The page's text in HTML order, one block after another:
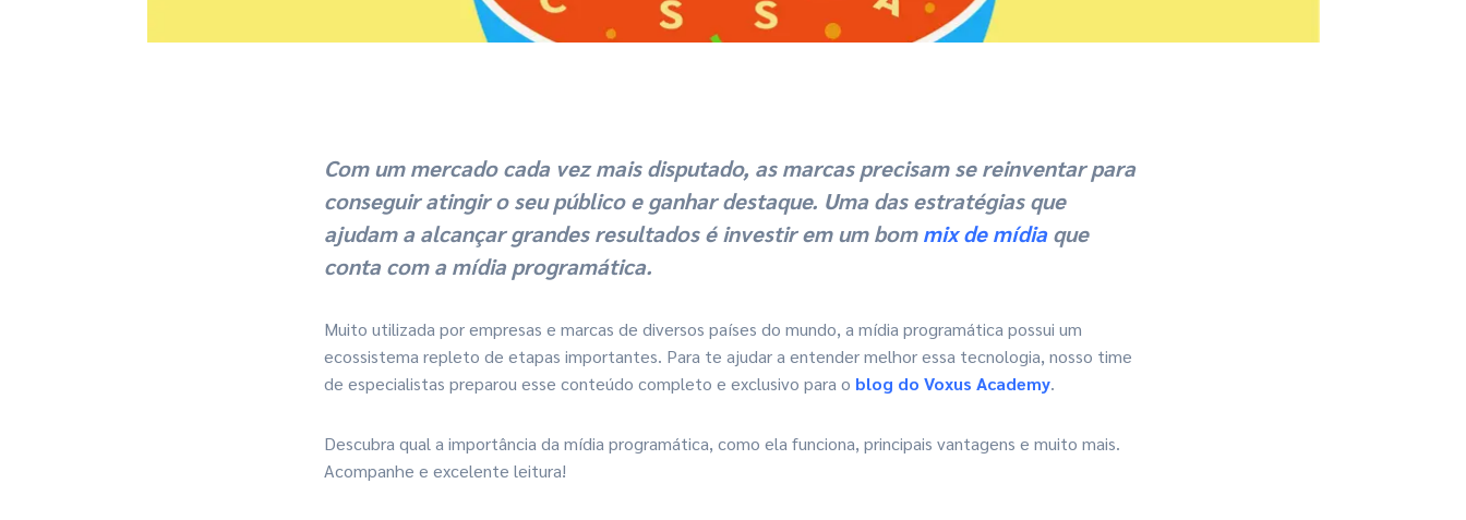
Com um mercado cada vez mais disputado, as marcas precisam se reinventar para
conseguir atingir o seu público e ganhar destaque. Uma das estratégias que
ajudam a alcançar grandes resultados éinvestir em um bommix de mídiaque
conta com a mídia programática.
Muito utilizada por empresas e marcas de diversos países do mundo, a mídia programática possui um
ecossistema repleto de etapas importantes. Para te ajudar a entender melhor essa tecnologia, nosso time
de especialistas preparou esse conteúdo completo e exclusivo para o blog do Voxus Academy.
Descubra qual a importância da mídia programática, como ela funciona, principais vantagens e muito mais.
Acompanhe e excelente leitura!